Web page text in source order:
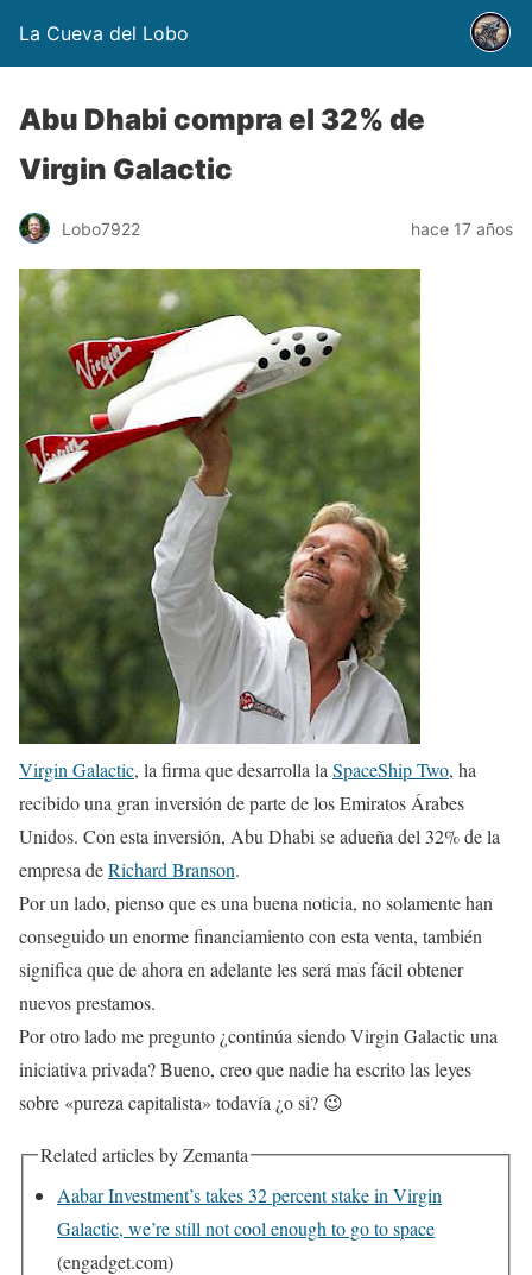
La Cueva del Lobo
Abu Dhabi compra el 32% de
Virgin Galactic
Lobo7922 hace 17 años
Virgin Galactic, la firma que desarrolla la SpaceShip Two, ha
recibido una gran inversión de parte de los Emiratos Árabes
Unidos. Con esta inversión, Abu Dhabi se adueña del 32% de la
empresa deRichard Branson.
Por un lado, pienso que es una buena noticia, no solamente han
conseguido un enorme financiamiento con esta venta, también
significa que de ahora en adelante les será mas fácil obtener
nuevos prestamos.
Por otro lado me pregunto ¿continúa siendo Virgin Galactic una
iniciativa privada? Bueno, creo que nadie ha escrito las leyes
sobre «pureza capitalista» todavía ¿o si? 😉
Related articles by Zemanta
Aabar Investment’s takes 32 percent stake in Virgin
Galactic, we’re still not cool enough to go to space
(engadget.com)